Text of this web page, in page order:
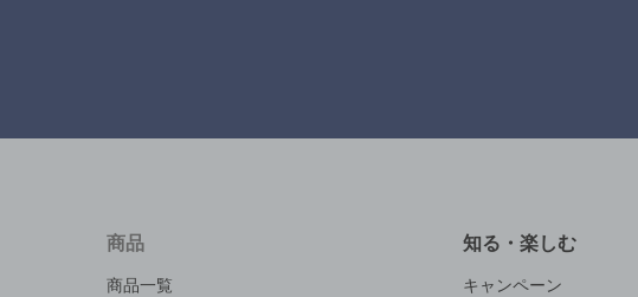
商品
商品一覧
知る・楽しむ
キャンペーン